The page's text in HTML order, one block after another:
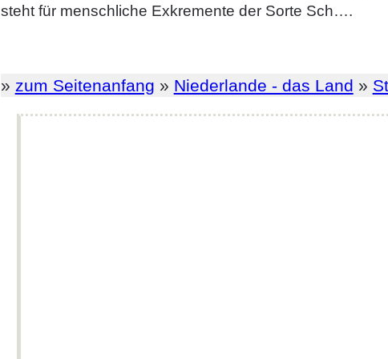
steht für menschliche Exkremente der Sorte Sch….
» zum Seitenanfang » Niederlande - das Land »